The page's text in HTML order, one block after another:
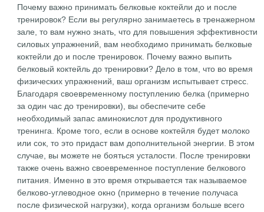
Почему важно принимать белковые коктейли до и после
тренировок? Если вы регулярно занимаетесь в тренажерном
зале, то вам нужно знать, что для повышения эффективности
силовых упражнений, вам необходимо принимать белковые
коктейли до и после тренировок. Почему важно выпить
белковый коктейль до тренировки? Дело в том, что во время
физических упражнений, ваш организм испытывает стресс.
Благодаря своевременному поступлению белка (примерно
за один час до тренировки), вы обеспечите себе
необходимый запас аминокислот для продуктивного
тренинга. Кроме того, если в основе коктейля будет молоко
или сок, то это придаст вам дополнительной энергии. В этом
случае, вы можете не бояться усталости. После тренировки
также очень важно своевременное поступление белкового
питания. Именно в это время открывается так называемое
белково-углеводное окно (примерно в течение получаса
после физической нагрузки), когда организм больше всего